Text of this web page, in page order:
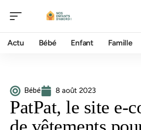
Actu Bébé Enfant Famille
Bébé 8 août 2023
PatPat, le site e-